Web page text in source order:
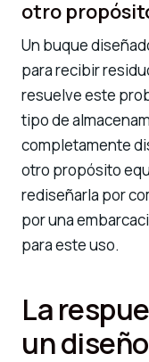
otro
Un buque
para recibir
resuelve este
tipo de
completamente
otro propósito
rediseñarla por
por una
para este uso.
La
un